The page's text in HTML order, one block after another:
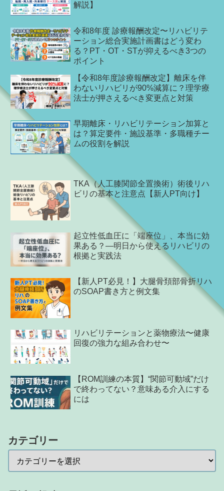
解説】
令和8年度 診療報酬改定〜リハビリテ
ーション総合実施計画書はどう変わ
る？PT・OT・STが抑えるべき3つの
ポイント
【令和8年度診療報酬改定】離床を伴
わないリハビリが90%減算に？理学療
法士が押さえるべき変更点と対策
早期離床・リハビリテーション加算と
は？算定要件・施設基準・多職種チー
ムの役割を解説
TKA（人工膝関節全置換術）術後リハ
ビリの基本と注意点【新人PT向け】
起立性低血圧に「端座位」、本当に効
果ある？―明日から使えるリハビリの
根拠と実践法
【新人PT必見！】大腿骨頚部骨折リハ
のSOAP書き方と例文集
リハビリテーションと薬物療法〜健康
回復の強力な組み合わせ〜
【ROM訓練の本質】“関節可動域”だけ
で終わってない？意味ある介入にする
には
カテゴリー